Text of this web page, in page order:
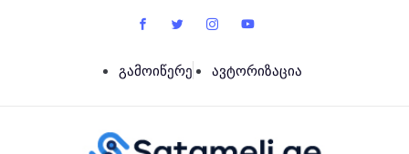
გამოიწერე ავტორიზაცია